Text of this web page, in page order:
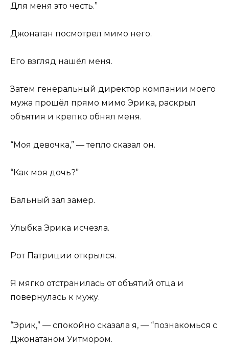
Для меня это честь.”
Джонатан посмотрел мимо него.
Его взгляд нашёл меня.
Затем генеральный директор компании моего
мужа прошёл прямо мимо Эрика, раскрыл
объятия и крепко обнял меня.
“Моя девочка,” — тепло сказал он.
“Как моя дочь?”
Бальный зал замер.
Улыбка Эрика исчезла.
Рот Патриции открылся.
Я мягко отстранилась от объятий отца и
повернулась к мужу.
“Эрик,” — спокойно сказала я, — “познакомься с
Джонатаном Уитмором.